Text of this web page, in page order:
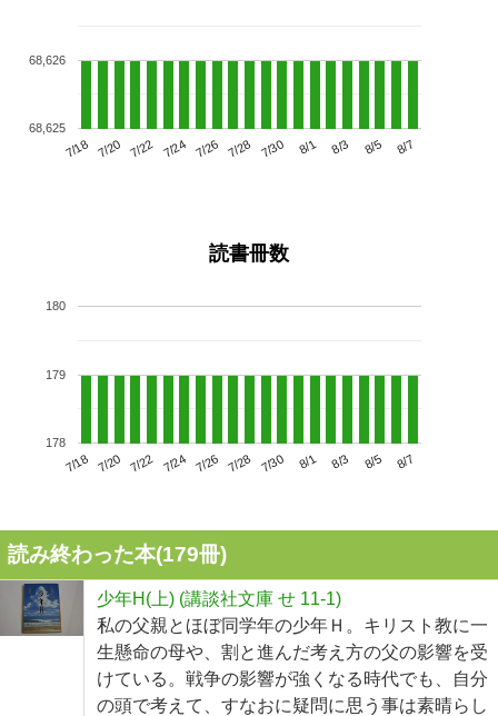
7/18 7/20 7/22 7/24 7/26 7/28 7/30 8/1 8/3 8/5 8/7
68,625
68,626
読書冊数
7/18 7/20 7/22 7/24 7/26 7/28 7/30 8/1 8/3 8/5 8/7
178
179
180
読み終わった本(179冊)
少年H(上) (講談社文庫 せ 11-1)
私の父親とほぼ同学年の少年Ｈ。キリスト教に一
生懸命の母や、割と進んだ考え方の父の影響を受
けている。戦争の影響が強くなる時代でも、自分
の頭で考えて、すなおに疑問に思う事は素晴らし